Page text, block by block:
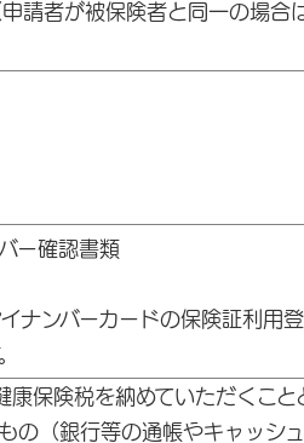
請者が被保険者と同一の場合
ー確認書類
ナンバーカードの保険証利用
保険税を納めていただくこと
の（銀行等の通帳やキャッシ